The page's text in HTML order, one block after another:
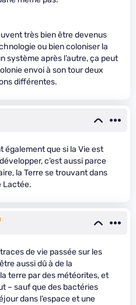
très bien être devenus
ou bien coloniser la
système après l’autre, ça peut
envoi à son tour deux
différentes.
également que si la Vie est
c’est aussi parce
la Terre se trouvant dans
Lactée.
de vie passée sur les
aussi dû à de la
terre par des météorites, et
– sauf que des bactéries
dans l’espace et une